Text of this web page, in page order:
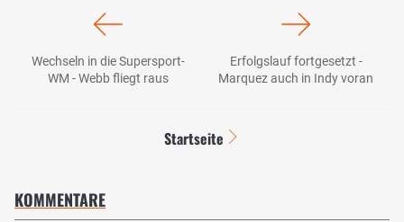
Wechseln in die Supersport-
WM - Webb fliegt raus
Erfolgslauf fortgesetzt -
Marquez auch in Indy voran
Startseite
KOMMENTARE